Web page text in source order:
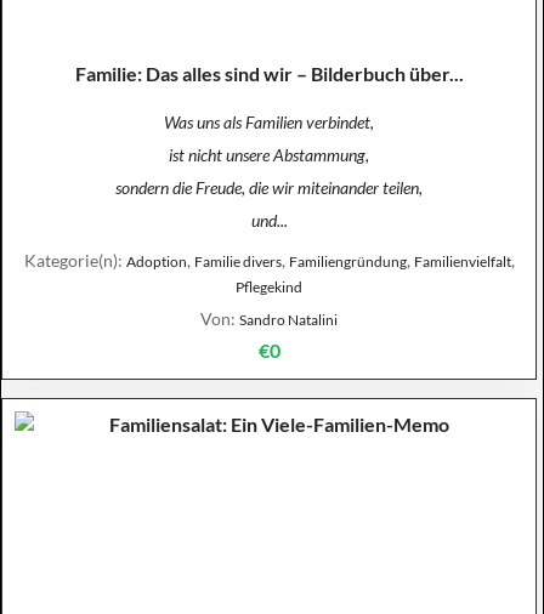
Familie: Das alles sind wir – Bilderbuch über...
Was uns als Familien verbindet,
ist nicht unsere Abstammung,
sondern die Freude, die wir miteinander teilen,
und...
Kategorie(n): Adoption, Familie divers, Familiengründung, Familienvielfalt,
Pflegekind
Von: Sandro Natalini
€0